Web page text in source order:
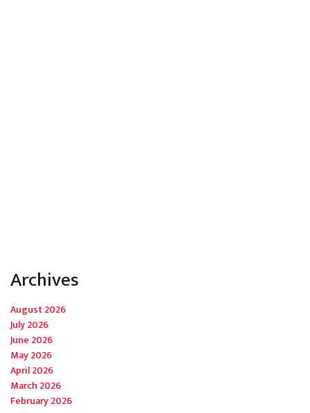
Archives
August 2026
July 2026
June 2026
May 2026
April 2026
March 2026
February 2026